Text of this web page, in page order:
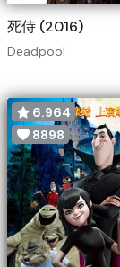
死侍 (2016)
Deadpool
6.964
8898